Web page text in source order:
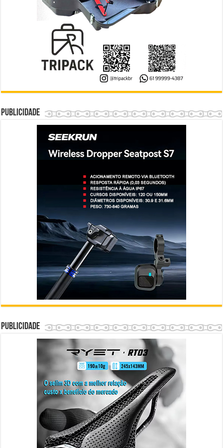
Publicidade
Publicidade